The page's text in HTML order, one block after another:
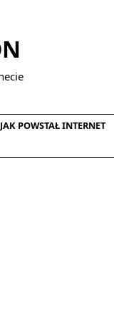
JAK POWSTAŁ INTERNET